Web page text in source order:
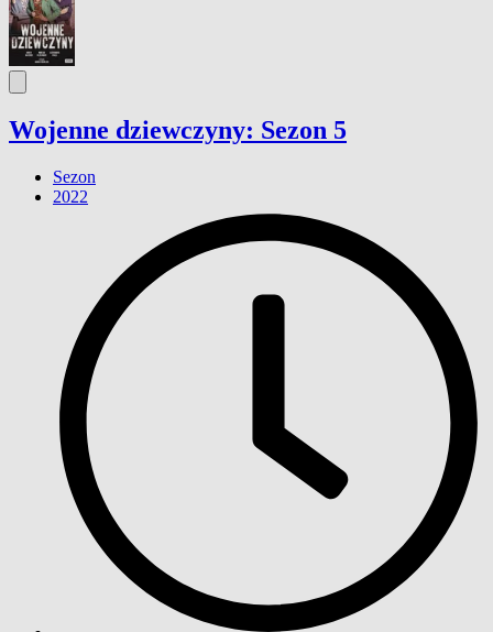
Wojenne dziewczyny: Sezon 5
Sezon
2022